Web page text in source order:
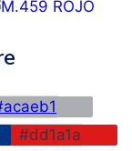
#dd1a1a